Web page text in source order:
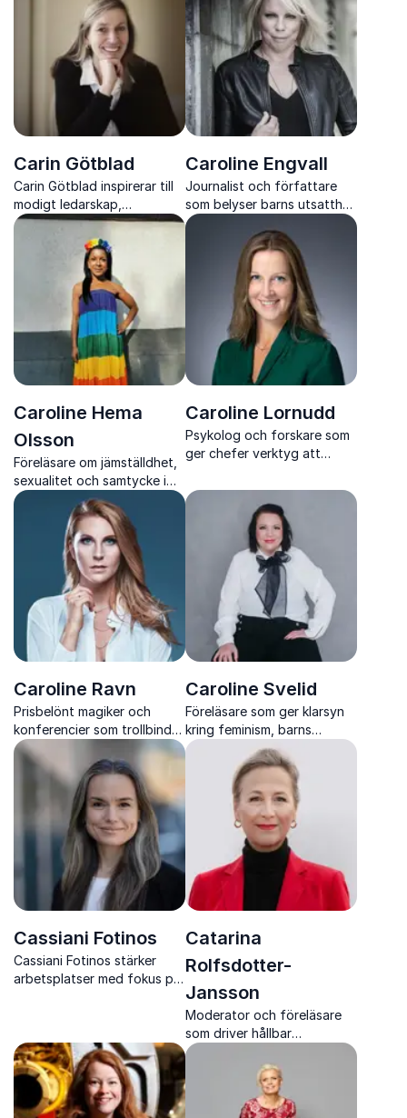
Carin Götblad
Carin Götblad inspirerar till
modigt ledarskap,
utveckling och starkare
arbetskultur
Caroline Engvall
Journalist och författare
som belyser barns utsatthet
online och sexualbrott
Caroline Hema
Olsson
Föreläsare om jämställdhet,
sexualitet och samtycke i
skola och arbetsliv
Caroline Lornudd
Psykolog och forskare som
ger chefer verktyg att
psykisk ohälsa
Caroline Ravn
Prisbelönt magiker och
konferencier som trollbinder
varje publik
Caroline Svelid
Föreläsare som ger klarsyn
kring feminism, barns
rättigheter och jämställdhet
Cassiani Fotinos
Cassiani Fotinos stärker
arbetsplatser med fokus på
Catarina
Rolfsdotter-
Jansson
Moderator och föreläsare
som driver hållbar
omställning framåt